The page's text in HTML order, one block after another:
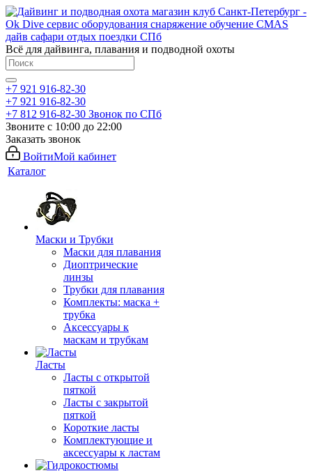
Всё для дайвинга, плавания и подводной охоты
+7 921 916-82-30
+7 921 916-82-30
+7 812 916-82-30 Звонок по СПб
Звоните с 10:00 до 22:00
Заказать звонок
ВойтиМой кабинет
Каталог
Маски и Трубки
Маски для плавания
Диоптрические
линзы
Трубки для плавания
Комплекты: маска +
трубка
Аксессуары к
маскам и трубкам
Ласты
Ласты с открытой
пяткой
Ласты с закрытой
пяткой
Короткие ласты
Комплектующие и
аксессуары к ластам